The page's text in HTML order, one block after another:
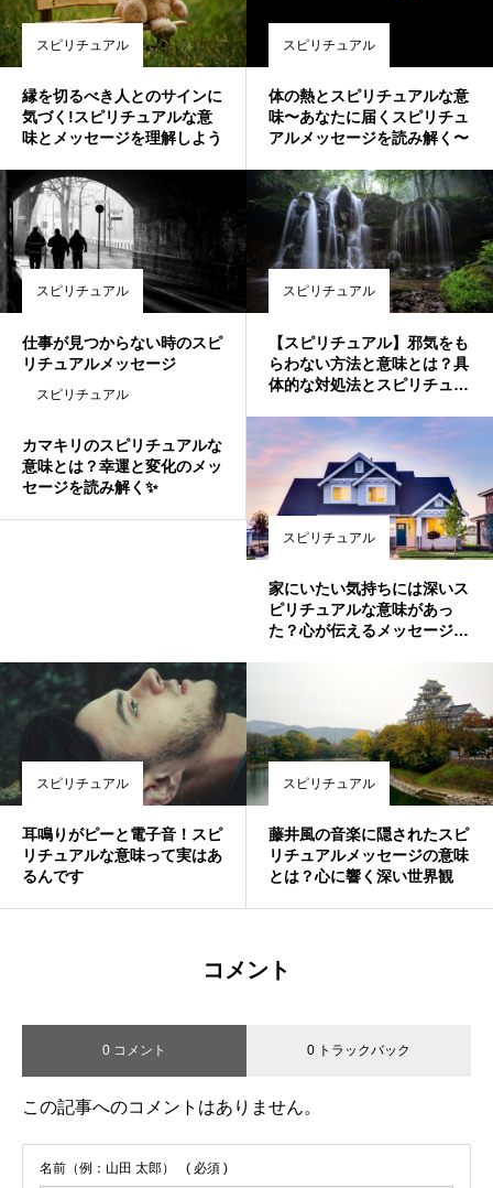
スピリチュアル
縁を切るべき人とのサインに
気づく!スピリチュアルな意
味とメッセージを理解しよう
スピリチュアル
体の熱とスピリチュアルな意
味〜あなたに届くスピリチュ
アルメッセージを読み解く〜
スピリチュアル
仕事が見つからない時のスピ
リチュアルメッセージ
スピリチュアル
【スピリチュアル】邪気をも
らわない方法と意味とは？具
体的な対処法とスピリチュア
スピリチュアル
カマキリのスピリチュアルな
意味とは？幸運と変化のメッ
セージを読み解く✨
スピリチュアル
家にいたい気持ちには深いス
ピリチュアルな意味があっ
た？心が伝えるメッセージの
スピリチュアル
耳鳴りがピーと電子音！スピ
リチュアルな意味って実はあ
るんです
スピリチュアル
藤井風の音楽に隠されたスピ
リチュアルメッセージの意味
とは？心に響く深い世界観
コメント
0 コメント 0 トラックバック
この記事へのコメントはありません。
名前（例：山田 太郎） ( 必須 )